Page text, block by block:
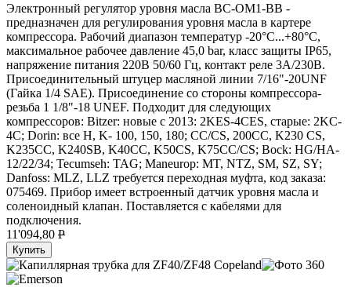
Электронный регулятор уровня масла BC-OM1-BB -
предназначен для регулирования уровня масла в картере
компрессора. Рабочий диапазон температур -20°C...+80°C,
максимальное рабочее давление 45,0 bar, класс защиты IP65,
напряжение питания 220В 50/60 Гц, контакт реле 3А/230В.
Присоединительный штуцер масляной линии 7/16"-20UNF
(Гайка 1/4 SAE). Присоединение со стороны компрессора-
резьба 1 1/8"-18 UNEF. Подходит для следующих
компрессоров: Bitzer: новые с 2013: 2KES-4CES, старые: 2KC-
4C; Dorin: все H, K- 100, 150, 180; CC/CS, 200CC, K230 CS,
K235CC, K240SB, K40CC, K50CS, K75CC/CS; Bock: HG/HA-
12/22/34; Tecumseh: TAG; Maneurop: MT, NTZ, SM, SZ, SY;
Danfoss: MLZ, LLZ требуется переходная муфта, код заказа:
075469. Прибор имеет встроенный датчик уровня масла и
соленоидный клапан. Поставляется с кабелями для
подключения.
11'094,80 P
Купить